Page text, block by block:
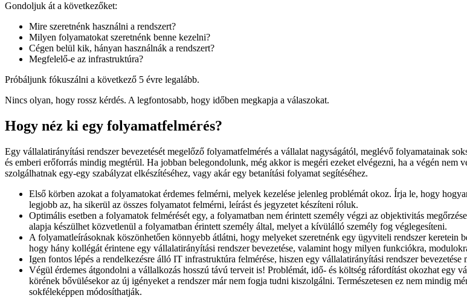
Gondoljuk át a következőket:
Mire szeretnénk használni a rendszert?
Milyen folyamatokat szeretnénk benne kezelni?
Cégen belül kik, hányan használnák a rendszert?
Megfelelő-e az infrastruktúra?
Próbáljunk fókuszálni a következő 5 évre legalább.
Nincs olyan, hogy rossz kérdés. A legfontosabb, hogy időben megkapja a válaszokat.
Hogy néz ki egy folyamatfelmérés?
Egy vállalatirányítási rendszer bevezetését megelőző folyamatfelmérés a vállalat nagyságától, meglévő folyamatainak
és emberi erőforrás mindig megtérül. Ha jobban belegondolunk, még akkor is megéri ezeket elvégezni, ha a végén
szolgálhatnak egy-egy szabályzat elkészítéséhez, vagy akár egy betanítási folyamat segítéséhez.
Első körben azokat a folyamatokat érdemes felmérni, melyek kezelése jelenleg problémát okoz. Írja le, hogy
legjobb az, ha sikerül az összes folyamatot felmérni, leírást és jegyzetet készíteni róluk.
Optimális esetben a folyamatok felmérését egy, a folyamatban nem érintett személy végzi az objektivitás
alapja készülhet közvetlenül a folyamatban érintett személy által, melyet a kívülálló személy fog véglegesíteni.
A folyamatleírásoknak köszönhetően könnyebb átlátni, hogy melyeket szeretnénk egy ügyviteli rendszer keretein
hogy hány kollégát érintene egy vállalatirányítási rendszer bevezetése, valamint hogy milyen funkciókra,
Igen fontos lépés a rendelkezésre álló IT infrastruktúra felmérése, hiszen egy vállalatirányítási rendszer
Végül érdemes átgondolni a vállalkozás hosszú távú terveit is! Problémát, idő- és költség ráfordítást okozhat egy
körének bővülésekor az új igényeket a rendszer már nem fogja tudni kiszolgálni. Természetesen ez nem mindig
sokféleképpen módosíthatják.